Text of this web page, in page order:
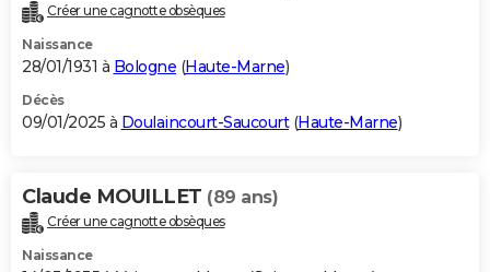
Créer une cagnotte obsèques
Naissance
28/01/1931 à Bologne (Haute-Marne)
Décès
09/01/2025 à Doulaincourt-Saucourt(Haute-Marne)
Claude MOUILLET (89 ans)
Créer une cagnotte obsèques
Naissance